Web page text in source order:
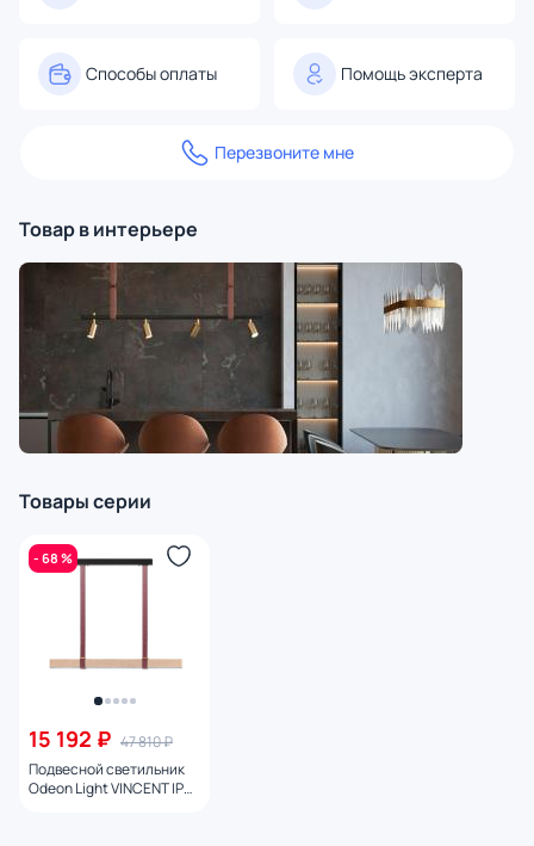
Способы оплаты Помощь эксперта
Перезвоните мне
Товар в интерьере
Товары серии
- 68 %
15 192 ₽ 47 810 ₽
Подвесной светильник
Odeon Light VINCENT IP20